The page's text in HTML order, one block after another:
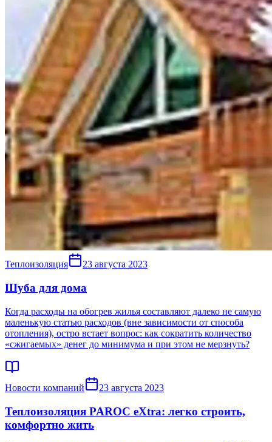
Теплоизоляция 23 августа 2023
Шуба для дома
Когда расходы на обогрев жилья составляют далеко не самую
маленькую статью расходов (вне зависимости от способа
отопления), остро встает вопрос: как сократить количество
«сжигаемых» денег до минимума и при этом не мерзнуть?
Новости компаний 23 августа 2023
Теплоизоляция PAROC eXtra: легко строить,
комфортно жить